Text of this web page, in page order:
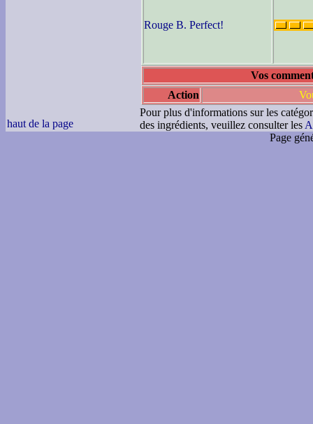
Rouge B. Perfect!
Vos
Action
haut de la page
Pour plus d'informations sur les
des ingrédients, veuillez consulter les
Page